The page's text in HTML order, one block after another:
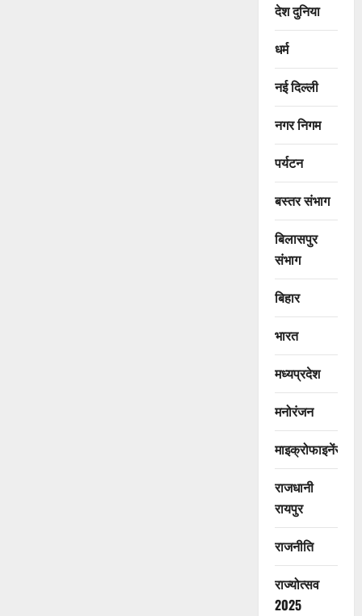
देश दुनिया
धर्म
नई दिल्ली
नगर निगम
पर्यटन
बस्तर संभाग
बिलासपुर
संभाग
बिहार
भारत
मध्यप्रदेश
मनोरंजन
माइक्रोफाइनेंस
राजधानी
रायपुर
राजनीति
राज्योत्सव
2025